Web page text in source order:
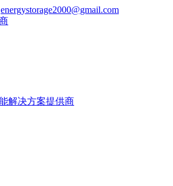
energystorage2000@gmail.com